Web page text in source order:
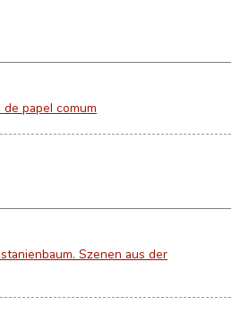
papel comum
Szenen aus der